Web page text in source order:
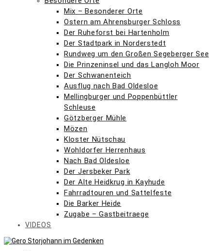
Mix – Besonderer Orte
Ostern am Ahrensburger Schloss
Der Ruheforst bei Hartenholm
Der Stadtpark in Norderstedt
Rundweg um den Großen Segeberger See
Die Prinzeninsel und das Langloh Moor
Der Schwanenteich
Ausflug nach Bad Oldesloe
Mellingburger und Poppenbüttler
Schleuse
Götzberger Mühle
Mözen
Kloster Nütschau
Wohldorfer Herrenhaus
Nach Bad Oldesloe
Der Jersbeker Park
Der Alte Heidkrug in Kayhude
Fahrradtouren und Sattelfeste
Die Barker Heide
Zugabe – Gastbeitraege
VIDEOS